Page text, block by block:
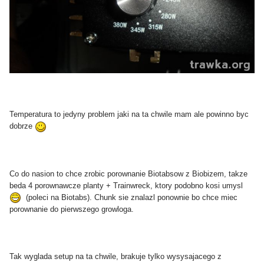
Temperatura to jedyny problem jaki na ta chwile mam ale powinno byc
dobrze
Co do nasion to chce zrobic porownanie Biotabsow z Biobizem, takze
beda 4 porownawcze planty + Trainwreck, ktory podobno kosi umysl
(poleci na Biotabs). Chunk sie znalazl ponownie bo chce miec
porownanie do pierwszego growloga.
Tak wyglada setup na ta chwile, brakuje tylko wysysajacego z